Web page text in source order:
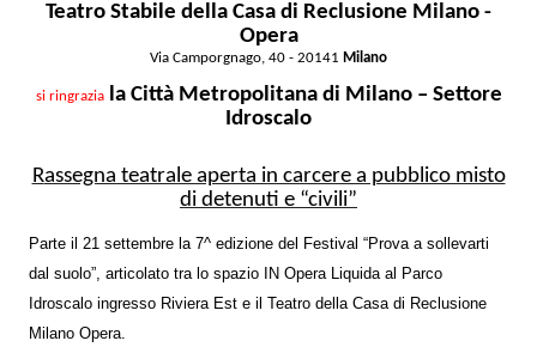
Teatro Stabile della Casa di Reclusione Milano -
Opera
Via Camporgnago, 40 - 20141 Milano
si ringraziala Città Metropolitana di Milano – Settore
Idroscalo
Rassegna teatrale aperta in carcere a pubblico misto
di detenuti e “civili”
Parte il 21 settembre la 7^ edizione del Festival “Prova a sollevarti
dal suolo”, articolato tra lo spazio IN Opera Liquida al Parco
Idroscalo ingresso Riviera Est e il Teatro della Casa di Reclusione
Milano Opera.